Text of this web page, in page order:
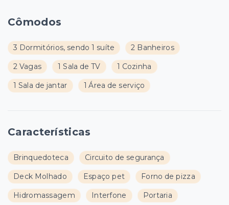
Cômodos
3 Dormitórios, sendo 1 suíte 2 Banheiros
2 Vagas 1 Sala de TV 1 Cozinha
1 Sala de jantar 1 Área de serviço
Características
Brinquedoteca Circuito de segurança
Deck Molhado Espaço pet Forno de pizza
Hidromassagem Interfone Portaria